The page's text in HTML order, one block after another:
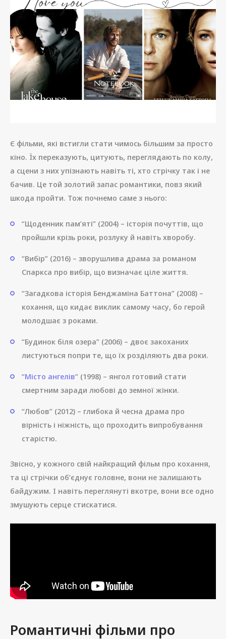
Є фільми, які встигли стати чимось більшим за просто
кіно. Їх переказують, цитують, переглядають по колу,
а сцени з них упізнають навіть ті, хто стрічку так і не
бачив. Це той золотий запас романтики, повз який
шкода пройти. Тож почнемо саме з нього:
“Щоденник пам’яті” (2004) – історія почуттів, що
пройшли крізь роки, розлуку й навіть хворобу.
“Вибір” (2016) – зворушлива драма за романом
Спаркса про вибір, що визначає ціле життя.
“Загадкова історія Бенджаміна Баттона” (2008) –
кохання, що кидає виклик самому часу, бо герой
молодшає з роками.
“Будинок біля озера” (2006) – двоє закоханих
листуються попри те, що їх розділяють два роки.
“Місто ангелів” (1998) – янгол готовий стати
смертним заради любові до земної жінки.
“Любов” (2012) – глибока й чесна драма про
вірність і ніжність, що проходить випробування
старістю.
Звісно, у кожного свій найкращий фільм про кохання,
та ці стрічки об’єднує головне, вони не залишають
байдужим. І навіть переглянуті вкотре, вони все одно
змушують серце стискатися.
Романтичні фільми про